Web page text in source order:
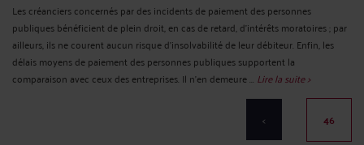
Les créanciers concernés par des incidents de paiement des personnes
publiques bénéficient de plein droit, en cas de retard, d'intérêts moratoires ; par
ailleurs, ils ne courent aucun risque d'insolvabilité de leur débiteur. Enfin, les
délais moyens de paiement des personnes publiques supportent la
comparaison avec ceux des entreprises. Il n'en demeure ... Lire la suite >
< 46